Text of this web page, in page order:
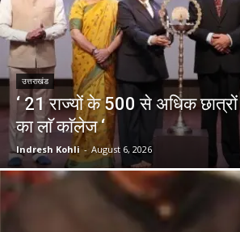
उत्तराखंड
‘ 21 राज्यों के 500 से अधिक
का लाॅ काॅलेज ‘
Indresh Kohli - August 6, 2026